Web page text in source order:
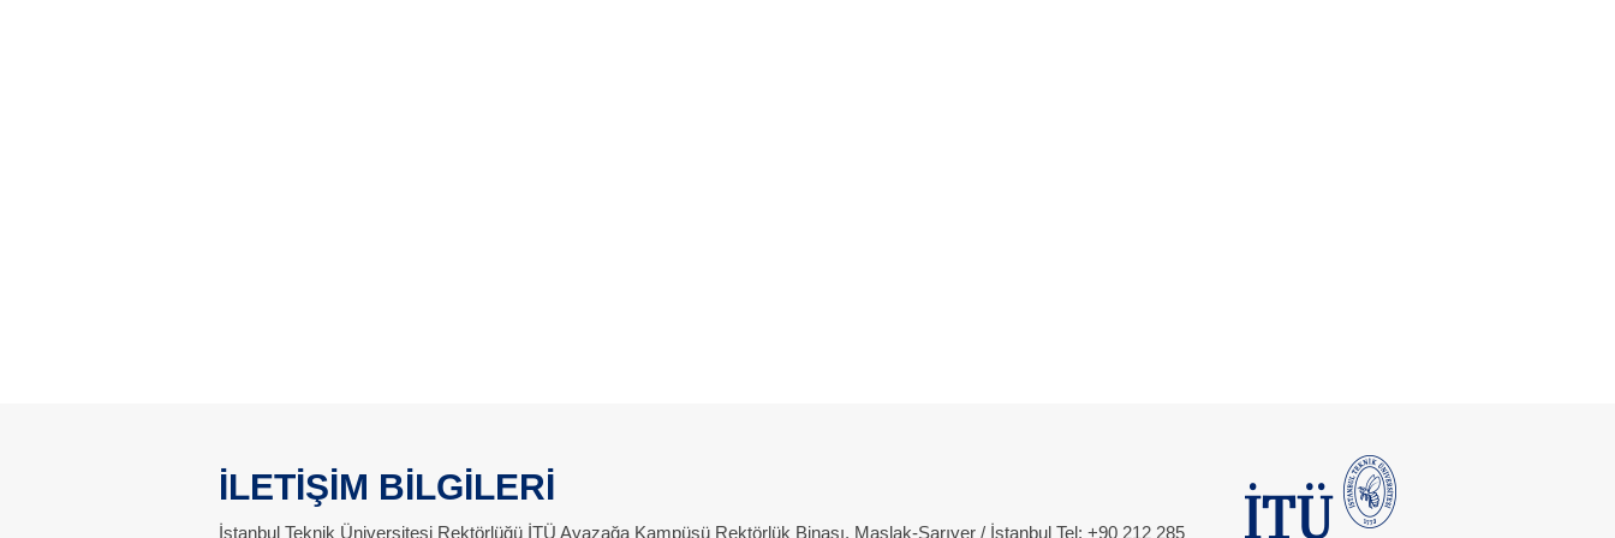
İLETİŞİM BİLGİLERİ
İstanbul Teknik Üniversitesi Rektörlüğü İTÜ Ayazağa Kampüsü Rektörlük Binası, Maslak-Sarıyer / İstanbul Tel: +90 212 285